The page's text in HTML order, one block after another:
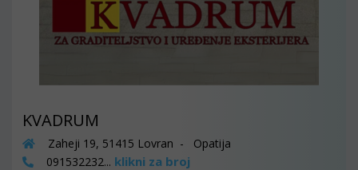
KVADRUM
Zaheji 19, 51415 Lovran - Opatija
091532232... klikni za broj